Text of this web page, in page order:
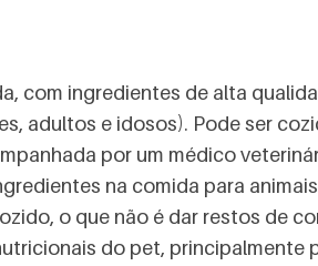
com ingredientes de alta
adultos e idosos). Pode ser
por um médico
na comida para
o que não é dar restos de
do pet, principalmente